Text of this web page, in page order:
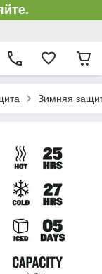
Зимняя